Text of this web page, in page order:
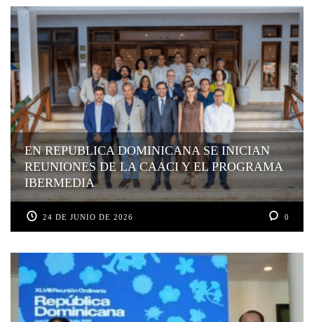
EN REPUBLICA DOMINICANA SE INICIAN
REUNIONES DE LA CAACI Y EL PROGRAMA
IBERMEDIA
24 DE JUNIO DE 2026 0